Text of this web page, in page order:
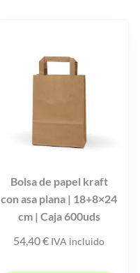
Bolsa de papel kraft
con asa plana | 18+8×24
cm | Caja 600uds
54,40€ IVA incluido